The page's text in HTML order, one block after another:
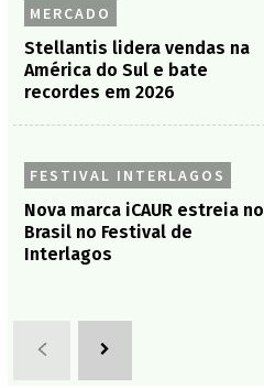
MERCADO
Stellantis lidera vendas na
América do Sul e bate
recordes em 2026
FESTIVAL INTERLAGOS
Nova marca iCAUR estreia no
Brasil no Festival de
Interlagos